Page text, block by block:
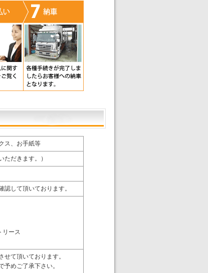
ス、お手紙等
だきます。）
して頂いております。
リース
て頂いております。
めご了承下さい。